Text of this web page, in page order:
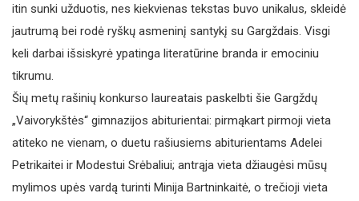
itin sunki užduotis, nes kiekvienas tekstas buvo unikalus, skleidė
jautrumą bei rodė ryškų asmeninį santykį su Gargždais. Visgi
keli darbai išsiskyrė ypatinga literatūrine branda ir emociniu
tikrumu.
Šių metų rašinių konkurso laureatais paskelbti šie Gargždų
„Vaivorykštės“ gimnazijos abiturientai: pirmąkart pirmoji vieta
atiteko ne vienam, o duetu rašiusiems abiturientams Adelei
Petrikaitei ir Modestui Srėbaliui; antrąja vieta džiaugėsi mūsų
mylimos upės vardą turinti Minija Bartninkaitė, o trečioji vieta